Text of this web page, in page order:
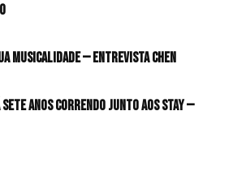
musicalidade — Entrevista CHEN
anos correndo junto aos STAY —